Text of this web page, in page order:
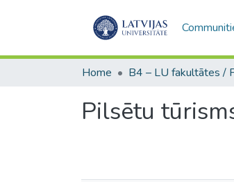
Home
Pilsētu